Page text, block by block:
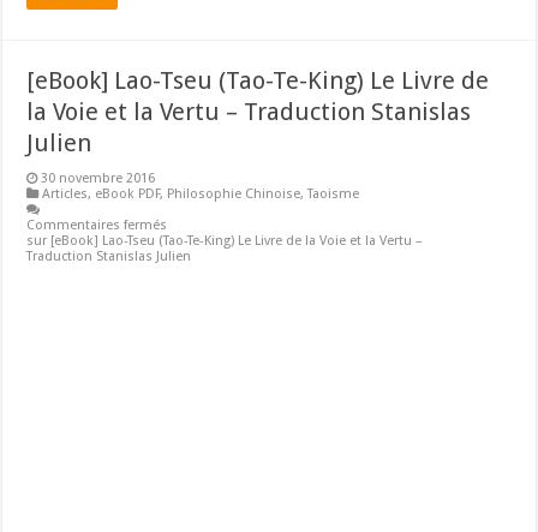
[eBook] Lao-Tseu (Tao-Te-King) Le Livre de
la Voie et la Vertu – Traduction Stanislas
Julien
30 novembre 2016
Articles, eBook PDF, Philosophie Chinoise,Taoisme
Commentaires fermés
sur [eBook] Lao-Tseu (Tao-Te-King) Le Livre de la Voie et la Vertu –
Traduction Stanislas Julien